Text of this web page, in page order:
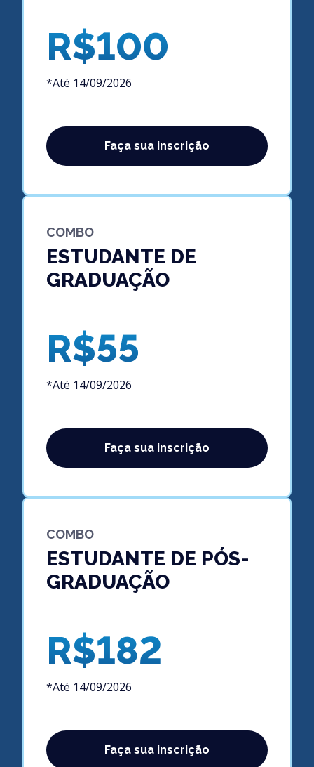
R$100
*Até 14/09/2026
Faça sua inscrição
COMBO
ESTUDANTE DE
GRADUAÇÃO
R$55
*Até 14/09/2026
Faça sua inscrição
COMBO
ESTUDANTE DE PÓS-
GRADUAÇÃO
R$182
*Até 14/09/2026
Faça sua inscrição